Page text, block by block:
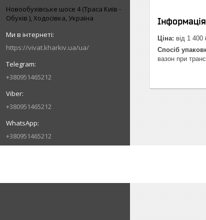
Новообухівське шосе 4 (Траса Київ -
Обухів ), Ходосівка, Україна
https://vivat.kharkiv.ua/ua/
+380951465212
+380951465212
+380951465212
Ціна: від 1 400
Спосіб
вазон при